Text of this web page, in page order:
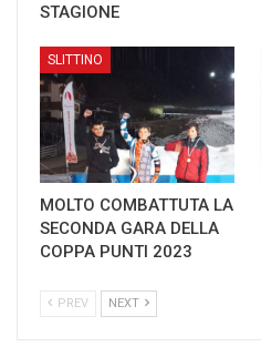
STAGIONE
SLITTINO
MOLTO COMBATTUTA LA
SECONDA GARA DELLA
COPPA PUNTI 2023
PREV NEXT